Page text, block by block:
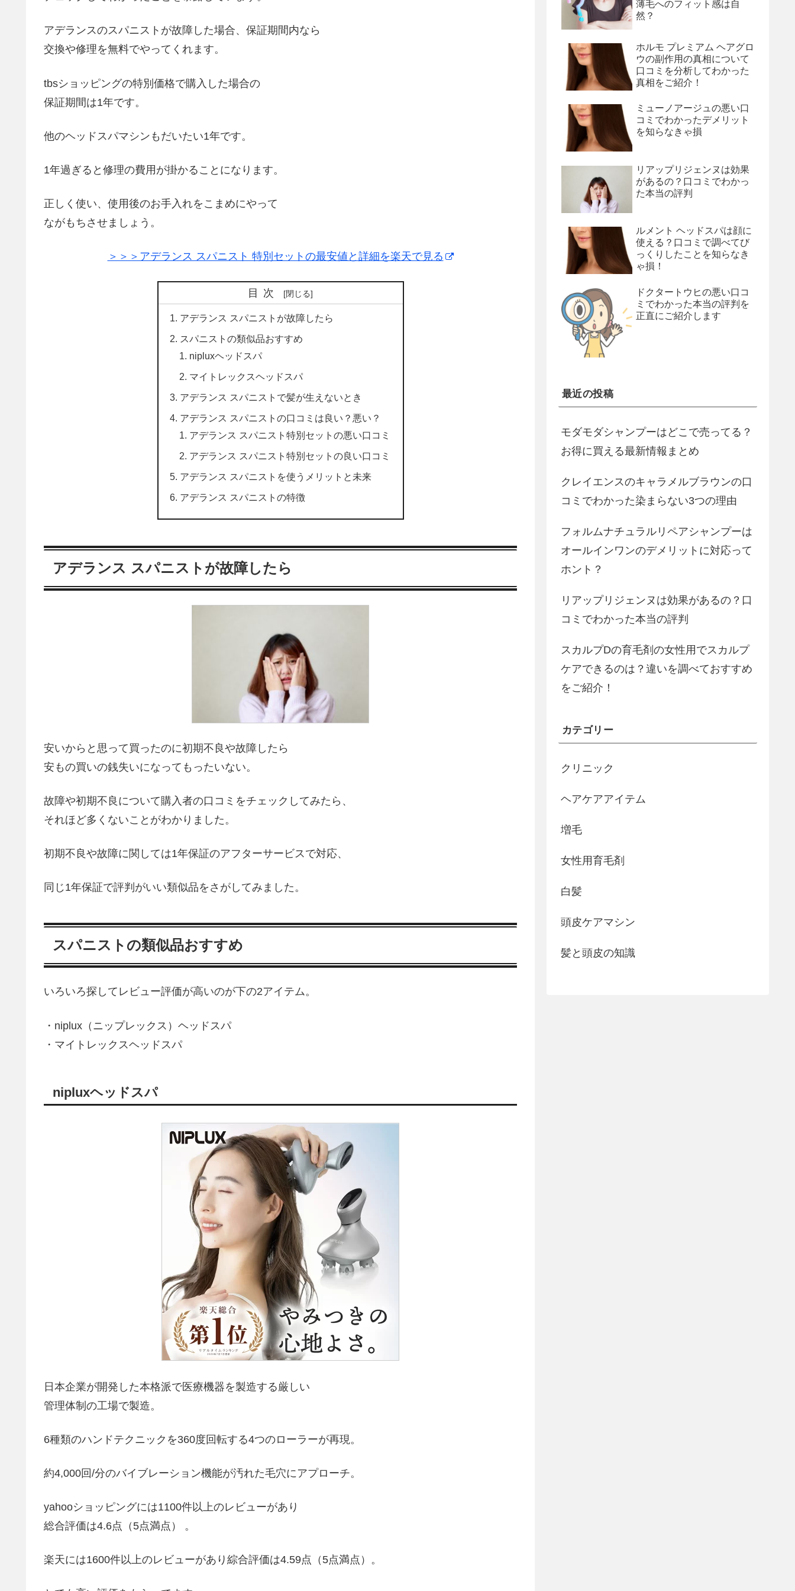
アデランスのスパニストが故障した場合、保証期間内なら
交換や修理を無料でやってくれます。
tbsショッピングの特別価格で購入した場合の
保証期間は1年です。
他のヘッドスパマシンもだいたい1年です。
1年過ぎると修理の費用が掛かることになります。
正しく使い、使用後のお手入れをこまめにやって
ながもちさせましょう。
＞＞＞アデランス スパニスト 特別セットの最安値と詳細を楽天で見る
目次
アデランス スパニストが故障したら
スパニストの類似品おすすめ
nipluxヘッドスパ
マイトレックスヘッドスパ
アデランス スパニストで髪が生えないとき
アデランス スパニストの口コミは良い？悪い？
アデランス スパニスト特別セットの悪い口コミ
アデランス スパニスト特別セットの良い口コミ
アデランス スパニストを使うメリットと未来
アデランス スパニストの特徴
アデランス スパニストが故障したら
安いからと思って買ったのに初期不良や故障したら
安もの買いの銭失いになってもったいない。
故障や初期不良について購入者の口コミをチェックしてみたら、
それほど多くないことがわかりました。
初期不良や故障に関しては1年保証のアフターサービスで対応、
同じ1年保証で評判がいい類似品をさがしてみました。
スパニストの類似品おすすめ
いろいろ探してレビュー評価が高いのが下の2アイテム。
・niplux（ニップレックス）ヘッドスパ
・マイトレックスヘッドスパ
nipluxヘッドスパ
日本企業が開発した本格派で医療機器を製造する厳しい
管理体制の工場で製造。
6種類のハンドテクニックを360度回転する4つのローラーが再現。
約4,000回/分のバイブレーション機能が汚れた毛穴にアプローチ。
yahooショッピングには1100件以上のレビューがあり
総合評価は4.6点（5点満点） 。
楽天には1600件以上のレビューがあり綜合評価は4.59点（5点満点）。
薄毛へのフィット感は自
然？
ホルモ プレミアム ヘアグロ
ウの副作用の真相について
口コミを分析してわかった
真相をご紹介！
ミューノアージュの悪い口
コミでわかったデメリット
を知らなきゃ損
リアップリジェンヌは効果
があるの？口コミでわかっ
た本当の評判
ルメント ヘッドスパは顔に
使える？口コミで調べてび
っくりしたことを知らなき
ゃ損！
ドクタートウヒの悪い口コ
ミでわかった本当の評判を
正直にご紹介します
最近の投稿
モダモダシャンプーはどこで売ってる？
お得に買える最新情報まとめ
クレイエンスのキャラメルブラウンの口
コミでわかった染まらない3つの理由
フォルムナチュラルリペアシャンプーは
オールインワンのデメリットに対応って
ホント？
リアップリジェンヌは効果があるの？口
コミでわかった本当の評判
スカルプDの育毛剤の女性用でスカルプ
ケアできるのは？違いを調べておすすめ
をご紹介！
カテゴリー
クリニック
ヘアケアアイテム
増毛
女性用育毛剤
白髪
頭皮ケアマシン
髪と頭皮の知識